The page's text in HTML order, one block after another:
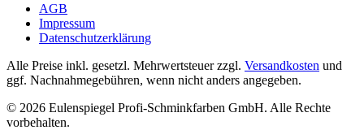
AGB
Impressum
Datenschutzerklärung
Alle Preise inkl. gesetzl. Mehrwertsteuer zzgl. Versandkosten und
ggf. Nachnahmegebühren, wenn nicht anders angegeben.
© 2026 Eulenspiegel Profi-Schminkfarben GmbH. Alle Rechte
vorbehalten.